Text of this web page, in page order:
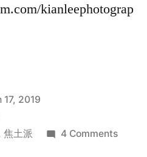
kianleephotograp
17, 2019
焦土派 4 Commentson